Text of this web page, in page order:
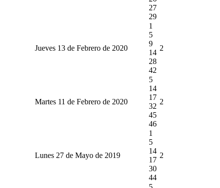
27
29
Jueves 13 de Febrero de 2020
1
5
9
14
28
42
2
Martes 11 de Febrero de 2020
5
14
17
32
45
46
2
Lunes 27 de Mayo de 2019
1
5
14
17
30
44
2